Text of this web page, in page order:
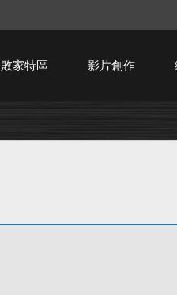
敗家特區 影片創作